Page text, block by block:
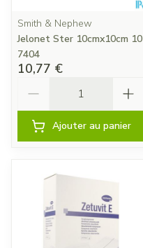
Smith & Nephew
Jelonet Ster 10cmx10cm 10
7404
10,77 €
Ajouter au panier